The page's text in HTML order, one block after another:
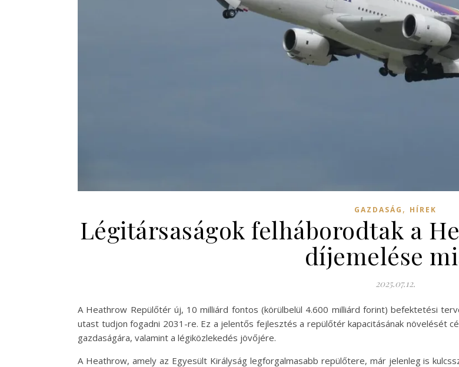
GAZDASÁG , HÍREK
Légitársaságok felháborodtak a
díjemelése
2025.07.12.
A Heathrow Repülőtér új, 10 milliárd fontos (körülbelül 4.600 milliárd forint) befektetési
utast tudjon fogadni 2031-re. Ez a jelentős fejlesztés a repülőtér kapacitásának növelését
gazdaságára, valamint a légiközlekedés jövőjére.
A Heathrow, amely az Egyesült Királyság legforgalmasabb repülőtere, már jelenleg is